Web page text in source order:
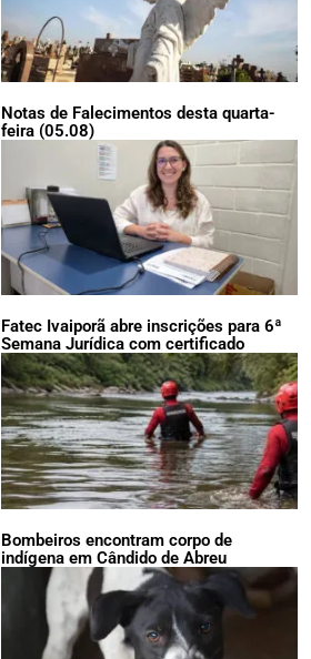
Notas de Falecimentos desta quarta-
feira (05.08)
Fatec Ivaiporã abre inscrições para 6ª
Semana Jurídica com certificado
Bombeiros encontram corpo de
indígena em Cândido de Abreu